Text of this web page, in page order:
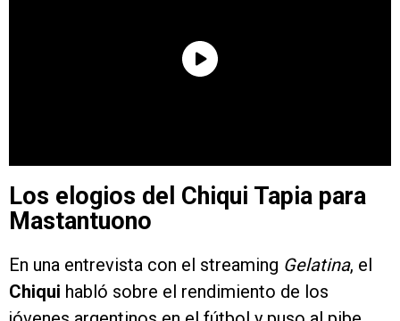
Los elogios del Chiqui Tapia para
Mastantuono
En una entrevista con el streaming Gelatina, el
Chiqui habló sobre el rendimiento de los